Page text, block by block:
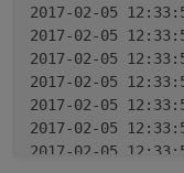
2017-02-05
2017-02-05
2017-02-05
2017-02-05
2017-02-05
2017-02-05
2017-02-05